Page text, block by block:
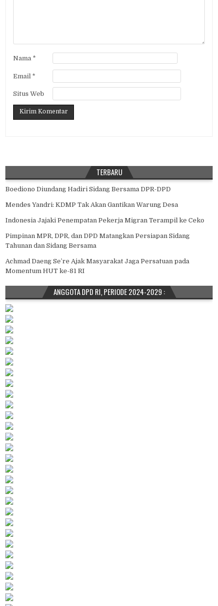
Nama *
Email *
Situs Web
TERBARU
Boediono Diundang Hadiri Sidang Bersama DPR-DPD
Mendes Yandri: KDMP Tak Akan Gantikan Warung Desa
Indonesia Jajaki Penempatan Pekerja Migran Terampil ke Ceko
Pimpinan MPR, DPR, dan DPD Matangkan Persiapan Sidang
Tahunan dan Sidang Bersama
Achmad Daeng Se’re Ajak Masyarakat Jaga Persatuan pada
Momentum HUT ke-81 RI
ANGGOTA DPD RI, PERIODE 2024-2029 :